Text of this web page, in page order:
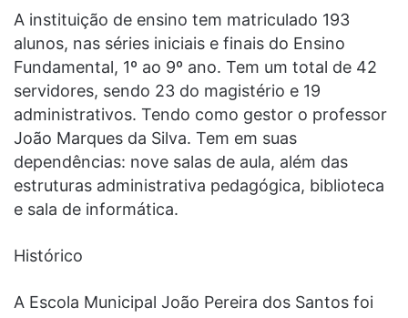
A instituição de ensino tem matriculado 193
alunos, nas séries iniciais e finais do Ensino
Fundamental, 1º ao 9º ano. Tem um total de 42
servidores, sendo 23 do magistério e 19
administrativos. Tendo como gestor o professor
João Marques da Silva. Tem em suas
dependências: nove salas de aula, além das
estruturas administrativa pedagógica, biblioteca
e sala de informática.
Histórico
A Escola Municipal João Pereira dos Santos foi